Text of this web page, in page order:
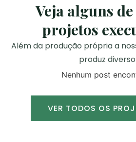
Veja alguns
projetos
Além da produção própria a
produz
Nenhum post
VER TODOS OS